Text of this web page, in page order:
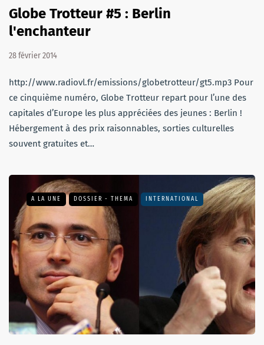
Globe Trotteur #5 : Berlin
l'enchanteur
28 février 2014
http://www.radiovl.fr/emissions/globetrotteur/gt5.mp3 Pour
ce cinquième numéro, Globe Trotteur repart pour l’une des
capitales d’Europe les plus appréciées des jeunes : Berlin !
Hébergement à des prix raisonnables, sorties culturelles
souvent gratuites et…
A LA UNE DOSSIER - THEMA INTERNATIONAL